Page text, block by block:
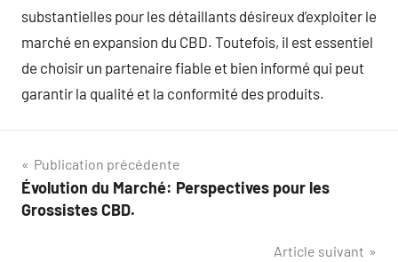
substantielles pour les détaillants désireux d’exploiter le
marché en expansion du CBD. Toutefois, il est essentiel
de choisir un partenaire fiable et bien informé qui peut
garantir la qualité et la conformité des produits.
Navigation
de
Publication précédente
Évolution du Marché: Perspectives pour les
Grossistes CBD.
Article suivant